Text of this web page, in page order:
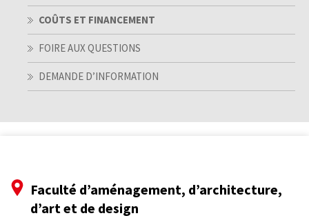
COÛTS ET FINANCEMENT
FOIRE AUX QUESTIONS
DEMANDE D’INFORMATION
Faculté d’aménagement, d’architecture,
d’art et de design